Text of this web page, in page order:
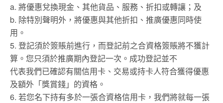
a. 將優惠兌換現金、其他貨品、服務、折扣或轉讓；及
b. 除特別聲明外，將優惠與其他折扣、推廣優惠同時使
用。
5. 登記須於簽賬前進行，而登記前之合資格簽賬將不獲計
算。您只須於推廣期內登記一次。成功登記並不
代表我們已確認有關信用卡、交易或持卡人符合獲得優惠
及額外「獎賞錢」的資格。
6. 若您名下持有多於一張合資格信用卡，我們將就每一張